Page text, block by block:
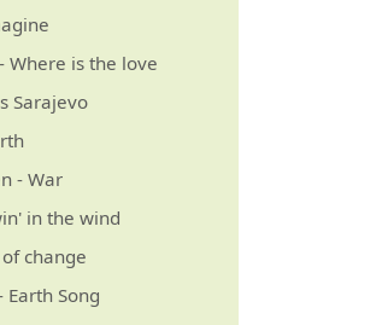
Where is the love
Sarajevo
- War
in the wind
change
Earth Song